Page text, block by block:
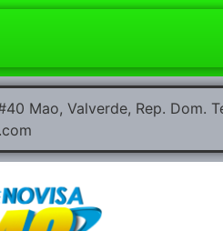
Mao, Valverde, Rep.